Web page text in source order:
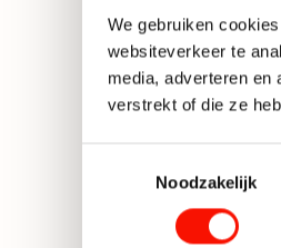
We gebruiken
websiteverkeer te
media, adverteren en
verstrekt of die ze
Noodzakelijk